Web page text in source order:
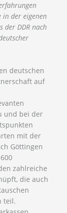
der eigenen
der DDR nach
deutschen
auf
und bei der
mit der
Göttingen
zahlreiche
die auch
teil.